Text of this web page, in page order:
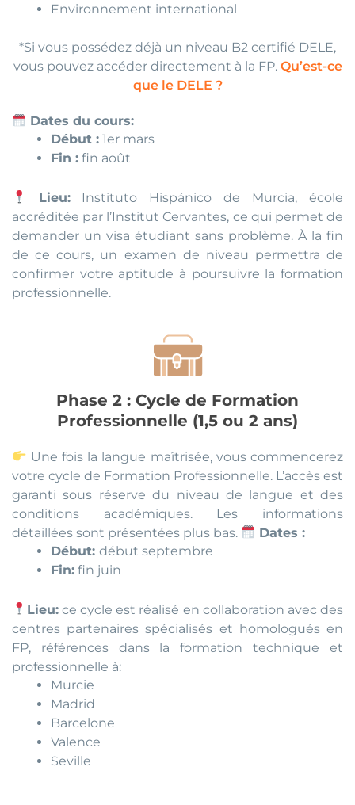
Environnement international
*Si vous possédez déjà un niveau B2 certifié DELE,
vous pouvez accéder directement à la FP. Qu’est-ce
que le DELE ?
Dates du cours:
Début : 1er mars
Fin : fin août
Lieu:Instituto Hispánico de Murcia, école
accréditée par l’Institut Cervantes, ce qui permet de
demander un visa étudiant sans problème. À la fin
de ce cours, un examen de niveau permettra de
confirmer votre aptitude à poursuivre la formation
professionnelle.
Phase 2 : Cycle de Formation
Professionnelle (1,5 ou 2 ans)
Une fois la langue maîtrisée, vous commencerez
votre cycle de Formation Professionnelle. L’accès est
garanti sous réserve du niveau de langue et des
conditions académiques. Les informations
détaillées sont présentées plus bas.
Dates :
Début:début septembre
Fin: fin juin
Lieu:ce cycle est réalisé en collaboration avec des
centres partenaires spécialisés et homologués en
FP, références dans la formation technique et
professionnelle à:
Murcie
Madrid
Barcelone
Valence
Seville